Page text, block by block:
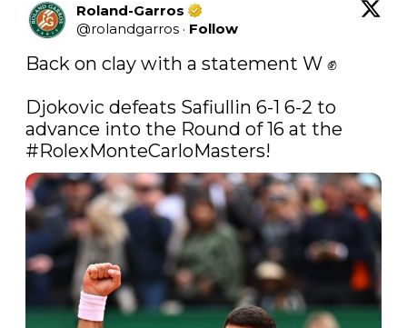
Roland-Garros
@rolandgarros · Follow
Back on clay with a statement W ✊
Djokovic defeats Safiullin 6-1 6-2 to
#RolexMonteCarloMasters!